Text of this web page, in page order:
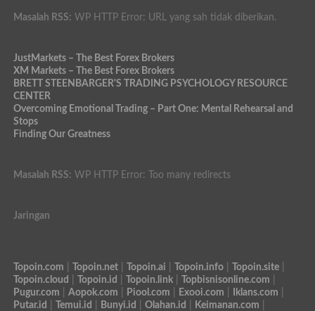
Masalah RSS: WP HTTP Error: URL yang sah tidak diberikan.
JustMarkets – The Best Forex Brokers
XM Markets – The Best Forex Brokers
BRETT STEENBARGER'S TRADING PSYCHOLOGY RESOURCE
CENTER
Overcoming Emotional Trading – Part One: Mental Rehearsal and
Stops
Finding Our Greatness
Masalah RSS: WP HTTP Error: Too many redirects
Jaringan
Topoin.com Topoin.net| Topoin.ai Topoin.info| Topoin.site|
Topoin.cloud
Topoin.id Topoin.link| Topbisnisonline.com
Pugur.com
Aopok.com Piool.com Exooi.com Iklans.com
Putar.id
Temui.id Bunyi.id Olahan.id Keimanan.com